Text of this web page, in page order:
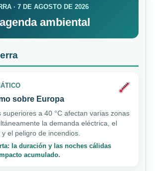
· 7 DE AGOSTO DE 2026
ambiental
sobre Europa
superiores a 40 °C afectan varias zonas
la demanda eléctrica, el
el peligro de incendios.
la duración y las noches cálidas
acumulado.